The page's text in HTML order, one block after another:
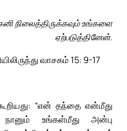
நிலைத்திருக்கவும் உங்களை
ஏற்படுத்தினேன்.
வாசகம் 15: 9-17
“என் தந்தை என்மீது
உங்கள்மீது அன்பு